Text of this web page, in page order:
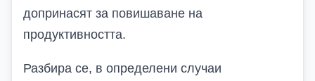
допринасят за повишаване на
продуктивността.
Разбира се, в определени случаи